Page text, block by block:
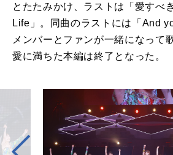
とたたみかけ、ラストは「愛すべ
Life」。同曲のラストには「And
メンバーとファンが一緒になって
愛に満ちた本編は終了となった。